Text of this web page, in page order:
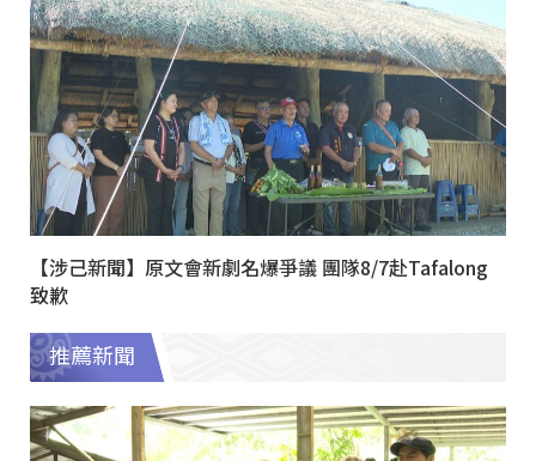
【涉己新聞】原文會新劇名爆爭議 團隊8/7赴Tafalong
致歉
推薦新聞